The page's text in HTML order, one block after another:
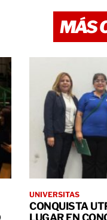
MÁS
UNIVERSITAS
CONQUISTA
LUGAR EN